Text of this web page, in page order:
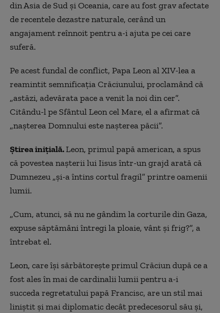
din Asia de Sud și Oceania, care au fost grav afectate
de recentele dezastre naturale, cerând un
angajament reînnoit pentru a-i ajuta pe cei care
suferă.
Pe acest fundal de conflict, Papa Leon al XIV-lea a
reamintit semnificația Crăciunului, proclamând că
„astăzi, adevărata pace a venit la noi din cer”.
Citându-l pe Sfântul Leon cel Mare, el a afirmat că
„nașterea Domnului este nașterea păcii”.
Știrea inițială.Leon, primul papă american, a spus
că povestea nașterii luiIisus într-ungrajdarată că
Dumnezeu „și-a întins cortul fragil” printre oamenii
lumii.
„Cum, atunci, să nu ne gândim la corturile din Gaza,
expuse săptămâni întregi la ploaie, vânt și frig?”, a
întrebat el.
Leon, care își sărbătorește primul Crăciun după ce a
fost ales în mai de cardinalii lumii pentru a-i
succeda regretatuluipapă Francisc, are un stil mai
liniștit și mai diplomatic decât predecesorul său și,